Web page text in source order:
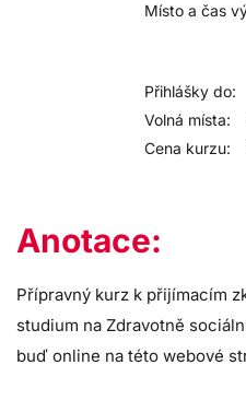
Místo a čas
Přihlášky do:
Volná místa:
Cena kurzu:
Anotace:
Přípravný kurz k přijímacím
studium na Zdravotně
buď online na této webové